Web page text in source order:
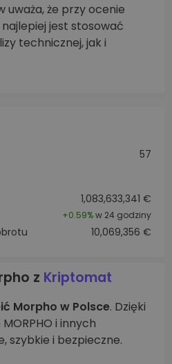
uważa, że przy ocenie
jest stosować
technicznej, jak i
57
1,083,633,341 €
+0.59%w 24 godziny
10,069,356 €
z Kriptomat
Morpho w Polsce. Dzięki
i innych
szybkie i bezpieczne.